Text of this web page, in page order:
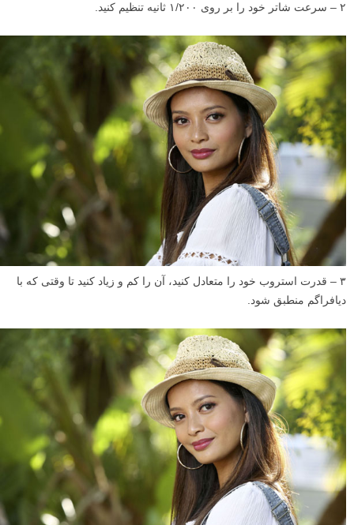
۲ – سرعت شاتر خود را بر روی ۱/۲۰۰ ثانیه تنظیم کنید.
۳ – قدرت استروب خود را متعادل کنید، آن را کم و زیاد کنید تا وقتی که با
دیافراگم منطبق شود.